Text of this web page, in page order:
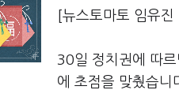
[뉴스토마토 임유
30일 정치권에 따
에 초점을 맞췄습니